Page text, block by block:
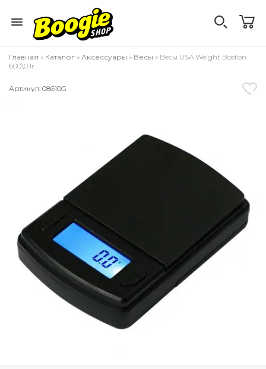
Главная » Каталог » Аксессуары » Весы » Весы USA Weight Boston
600\0.1г
Артикул: 08610G